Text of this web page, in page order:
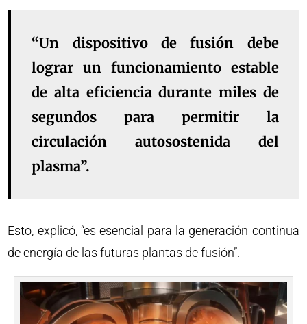
“Un dispositivo de fusión debe
lograr un funcionamiento estable
de alta eficiencia durante miles de
segundos para permitir la
circulación autosostenida del
plasma”.
Esto, explicó, “es esencial para la generación continua
de energía de las futuras plantas de fusión”.